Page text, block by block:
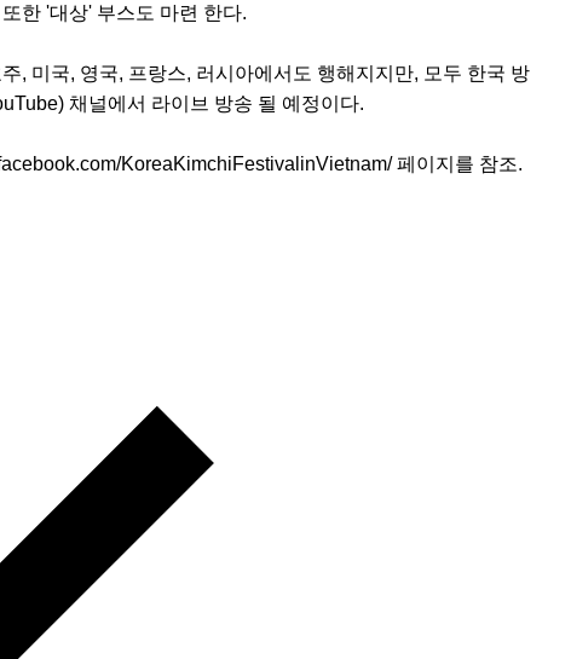
한 '대상' 부스도 마련 한다.
, 미국, 영국, 프랑스, ​​러시아에서도 행해지지만, 모두 한국 방
채널에서 라이브 방송 될 예정이다.
KoreaKimchiFestivalinVietnam/ 페이지를 참조.